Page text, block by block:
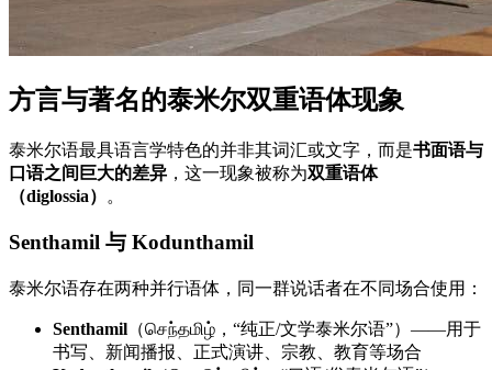
方言与著名的泰米尔双重语体现象
泰米尔语最具语言学特色的并非其词汇或文字，而是书面语与
口语之间巨大的差异 ，这一现象被称为双重语体
（diglossia）
。
Senthamil 与 Kodunthamil
泰米尔语存在两种并行语体，同一群说话者在不同场合使用：
Senthamil （செந்தமிழ்，“纯正/文学泰米尔语”）——用于
书写、新闻播报、正式演讲、宗教、教育等场合